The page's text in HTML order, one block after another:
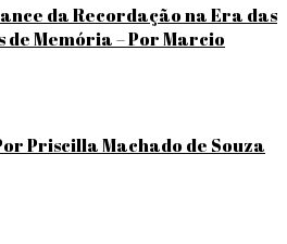
da Recordação na Era das
de Memória – Por Marcio
Priscilla Machado de Souza